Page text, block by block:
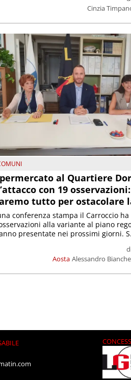
Cinzia
al Quartiere
con 19 osservazioni:
tutto per ostacolare
Aosta Alessandro
conferenza stampa il Carroccio
alla variante al piano
presentate nei prossimi giorni.